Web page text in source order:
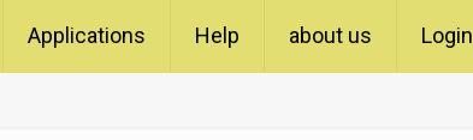
Applications Help about us Login